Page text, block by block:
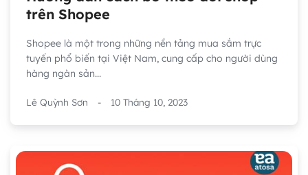
trên Shopee
Shopee là một trong những nền tảng mua sắm trực
tuyến phổ biến tại Việt Nam, cung cấp cho người dùng
hàng ngàn sản...
Lê Quỳnh Sơn - 10 Tháng 10, 2023